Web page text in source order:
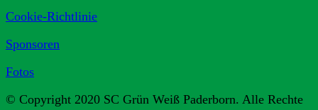
Cookie-Richtlinie
Sponsoren
Fotos
© Copyright 2020 SC Grün Weiß Paderborn. Alle Rechte